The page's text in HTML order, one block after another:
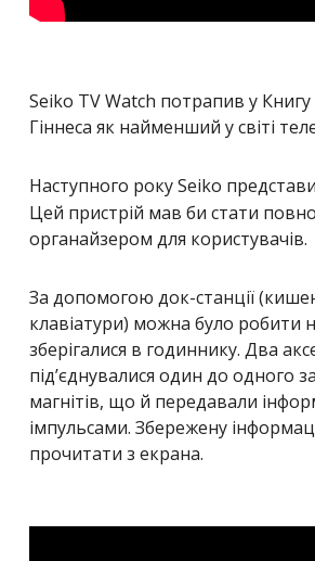
Seiko TV Watch потрапив у Книгу
Гіннеса як найменший у світі
Наступного року Seiko
Цей пристрій мав би стати
органайзером для користувачів.
За допомогою док-станції
клавіатури) можна було робити
зберігалися в годиннику. Два
під’єднувалися один до одного
магнітів, що й передавали
імпульсами. Збережену
прочитати з екрана.